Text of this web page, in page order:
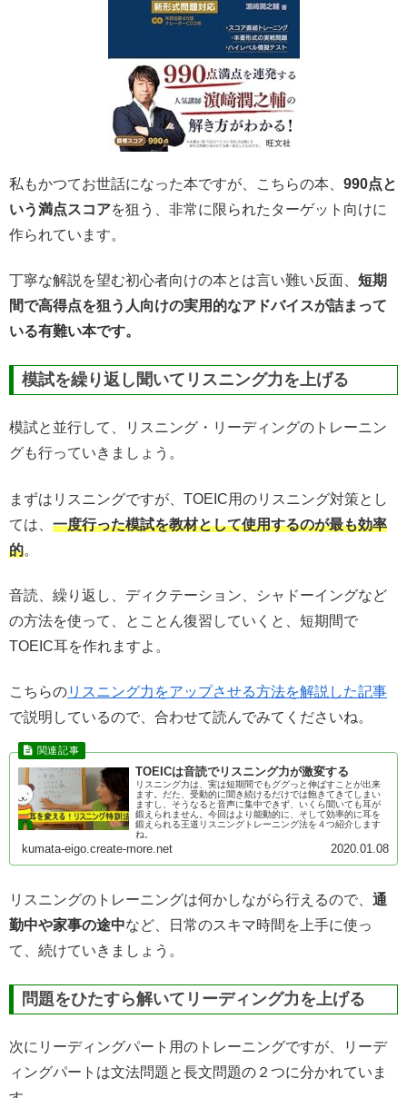
私もかつてお世話になった本ですが、こちらの本、 990点と
いう満点スコアを狙う、非常に限られたターゲット向けに
作られています。
丁寧な解説を望む初心者向けの本とは言い難い反面、 短期
間で高得点を狙う人向けの実用的なアドバイスが詰まって
いる有難い本です。
模試を繰り返し聞いてリスニング力を上げる
模試と並行して、リスニング・リーディングのトレーニン
グも行っていきましょう。
まずはリスニングですが、TOEIC用のリスニング対策とし
ては、 一度行った模試を教材として使用するのが最も効率
的。
音読、繰り返し、ディクテーション、シャドーイングなど
の方法を使って、とことん復習していくと、短期間で
TOEIC耳を作れますよ。
こちらのリスニング力をアップさせる方法を解説した記事
で説明しているので、合わせて読んでみてくださいね。
TOEICは音読でリスニング力が激変する
リスニング力は、実は短期間でもググっと伸ばすことが出来
ます。だた、受動的に聞き続けるだけでは飽きてきてしまい
ますし、そうなると音声に集中できず、いくら聞いても耳が
鍛えられません。今回はより能動的に、そして効率的に耳を
鍛えられる王道リスニングトレーニング法を４つ紹介します
ね。
kumata-eigo.create-more.net 2020.01.08
リスニングのトレーニングは何かしながら行えるので、 通
勤中や家事の途中など、日常のスキマ時間を上手に使っ
て、続けていきましょう。
問題をひたすら解いてリーディング力を上げる
次にリーディングパート用のトレーニングですが、リーデ
ィングパートは文法問題と長文問題の２つに分かれていま